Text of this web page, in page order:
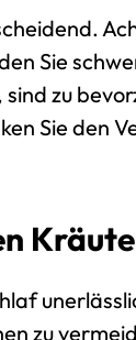
Sie
zu
Sie den
zu